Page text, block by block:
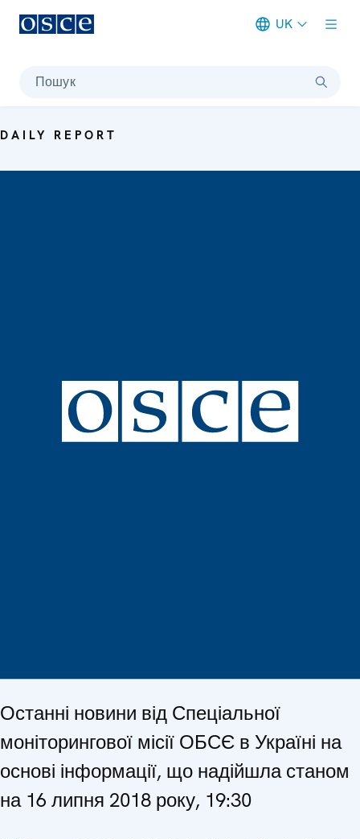
UK
Пошук
DAILY REPORT
Останні новини від Спеціальної
моніторингової місії ОБСЄ в Україні на
основі інформації, що надійшла станом
на 16 липня 2018 року, 19:30